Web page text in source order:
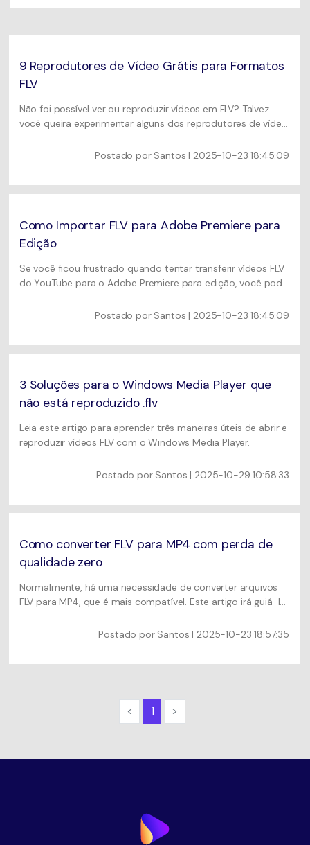
Usuários de Filmes
Usuários de DVD
Usuários de Redes Sociais
Vídeo Tutorial
Assista ao tutorial em vídeo para aprender como usar o
Especificaciones Técnicas
suportados pelo UniConverter.
O que há de novo?
Pesquisar
9 Reprodutores de Vídeo Grátis para Formatos
FLV
Não foi possível ver ou reproduzir vídeos em FLV? Talvez
você queira experimentar alguns dos reprodutores de vídeo
Postado por Santos | 2025-10-23 18:45:09
Como Importar FLV para Adobe Premiere para
Edição
Se você ficou frustrado quando tentar transferir vídeos FLV
do YouTube para o Adobe Premiere para edição, você pode
Postado por Santos | 2025-10-23 18:45:09
3 Soluções para o Windows Media Player que
não está reproduzido .flv
Leia este artigo para aprender três maneiras úteis de abrir e
reproduzir vídeos FLV com o Windows Media Player.
Postado por Santos | 2025-10-29 10:58:33
Como converter FLV para MP4 com perda de
qualidade zero
Normalmente, há uma necessidade de converter arquivos
FLV para MP4, que é mais compatível. Este artigo irá guiá-lo
Postado por Santos | 2025-10-23 18:57:35
< 1 >